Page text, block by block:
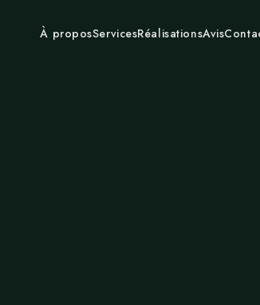
À proposServicesRéalisationsAvis